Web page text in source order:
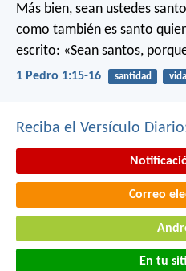
Más bien, sean ustedes
como también es santo
escrito: «Sean santos,
1 Pedro 1:15-16 santidad vida
Reciba el Versículo
Correo
En tu